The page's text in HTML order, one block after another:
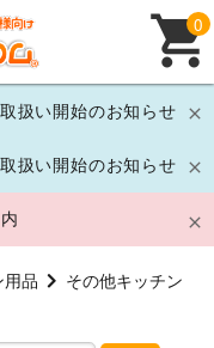
扱い開始のお知らせ
扱い開始のお知らせ
0
品
その他キッチン